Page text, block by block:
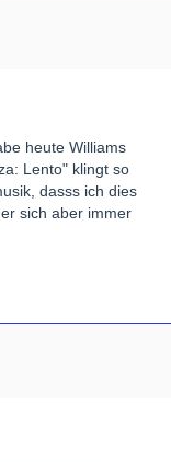
heute Williams
Lento" klingt so
dasss ich dies
sich aber immer